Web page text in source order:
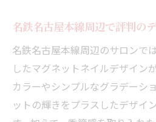
名鉄名古屋本線周辺で評判の
名鉄名古屋本線周辺のサロンで
したマグネットネイルデザイン
カラーやシンプルなグラデーシ
ットの輝きをプラスしたデザイ